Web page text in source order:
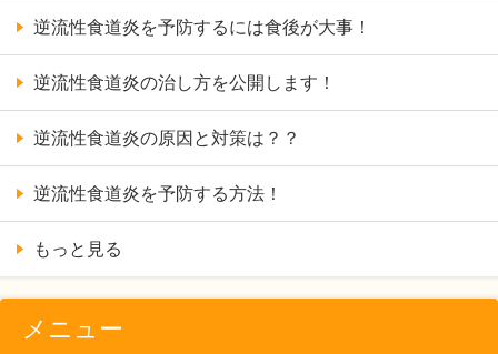
それ本当！？過敏性腸症候群には姿勢が関係
ストレスと関係の深い過敏性腸症候群の治療
過敏性腸症候群と食事との関係は？？
過敏性腸症候群を発症する心理的な原因・誘
逆流性食道炎の治療時に避けるべき食事と生
因
逆流性食道炎を予防するには食後が大事！
逆流性食道炎の治し方を公開します！
逆流性食道炎の原因と対策は？？
逆流性食道炎を予防する方法！
もっと見る
メニュー